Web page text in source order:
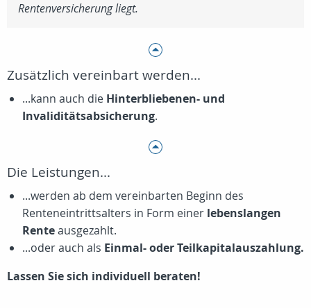
Rentenversicherung liegt.
Zusätzlich vereinbart werden...
...kann auch die Hinterbliebenen- und
Invaliditätsabsicherung.
Die Leistungen...
...werden ab dem vereinbarten Beginn des
Renteneintrittsalters in Form einer lebenslangen
Renteausgezahlt.
...oder auch als Einmal- oder Teilkapitalauszahlung.
Lassen Sie sich individuell beraten!